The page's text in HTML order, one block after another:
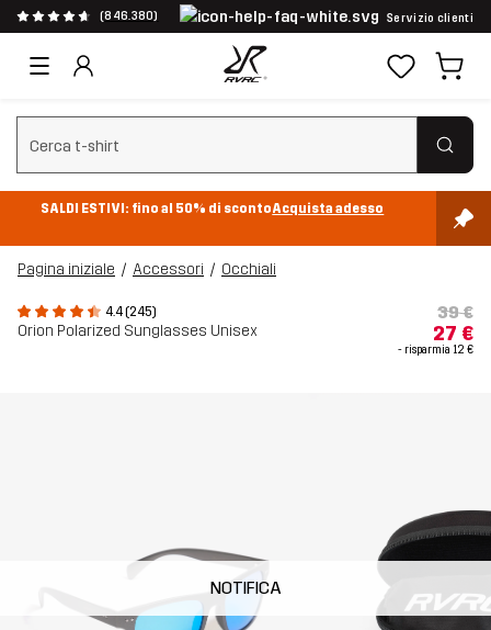
(846.380) Servizio clienti
Cancella ricerca
SALDI ESTIVI: fino al 50% di scontoAcquista adesso
Pagina iniziale Accessori Occhiali
4.4 (245)
Orion Polarized Sunglasses Unisex
39 €
27 €
- risparmia 12 €
NOTIFICA